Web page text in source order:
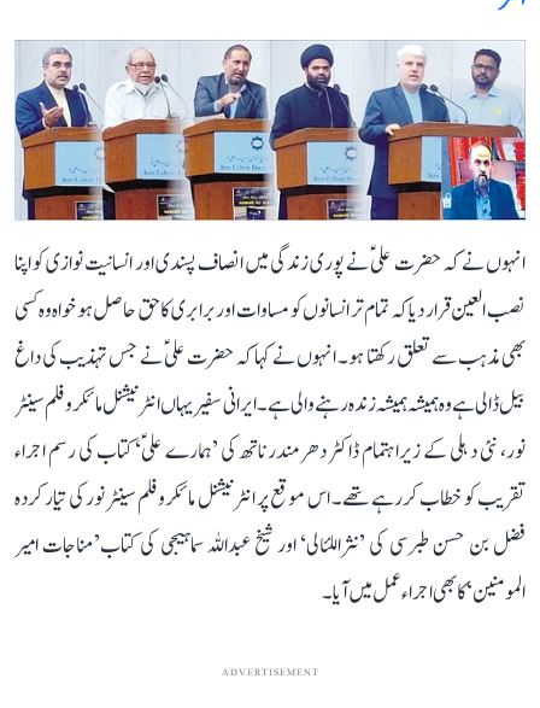
انہوں نے کہ حضرت علیؑ نے پوری زندگی میں انصاف پسندی اور انسانیت نوازی کو اپنا
نصب العین قرار دیا کہ تمام تر انسانوں کو مساوات اور برابری کا حق حاصل ہو خواہ وہ کسی
بھی مذہب سے تعلق رکھتا ہو۔ انہوں نے کہا کہ حضرت علیؑ نے جس تہذیب کی داغ
بیل ڈالی ہے وہ ہمیشہ ہمیشہ زندہ رہنے والی ہے۔ ایرانی سفیر یہاں انٹرنیشنل مائکروفلم سینٹر
نور، نئی د ہلی کے زیراہتمام ڈاکٹر دھرمندر ناتھ کی ’ہمارے علیؑ‘ کتاب کی رسم اجراء
تقریب کو خطاب کررہے تھے۔ اس موقع پر انٹرنیشنل مائکروفلم سینٹر نور کی تیار کردہ
فضل بن حسن طبرسی کی ’نثراللئالی‘ اور شیخ عبداللہ سماہیجی کی کتاب’مناجات امیر
المومنین‘ کا بھی اجراء عمل میں آیا۔
ADVERTISEMENT